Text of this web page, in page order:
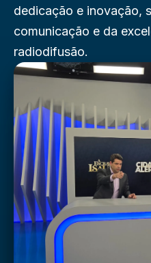
dedicação e inovação,
comunicação e da
radiodifusão.